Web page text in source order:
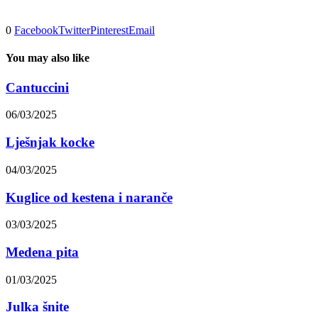
0 FacebookTwitterPinterestEmail
You may also like
Cantuccini
06/03/2025
Lješnjak kocke
04/03/2025
Kuglice od kestena i naranče
03/03/2025
Medena pita
01/03/2025
Julka šnite